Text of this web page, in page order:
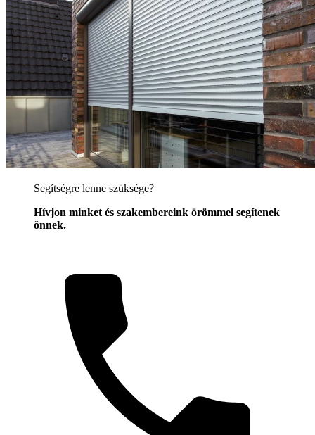
Segítségre lenne szüksége?
Hívjon minket és szakembereink örömmel segítenek
önnek.